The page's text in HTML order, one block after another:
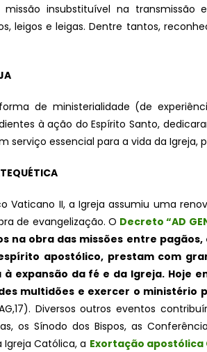
insubstituível na
leigos e leigas. Dentre tantos,
de ministerialidade (de
à ação do Espírito Santo,
serviço essencial para a vida da Igreja,
Vaticano II, a Igreja assumiu uma
de evangelização. O Decreto “AD
na obra das missões entre
apostólico, prestam com
expansão da fé e da Igreja. Hoje
multidões e exercer o ministério
Diversos outros eventos
os Sínodo dos Bispos, as
Católica, a Exortação apostólica